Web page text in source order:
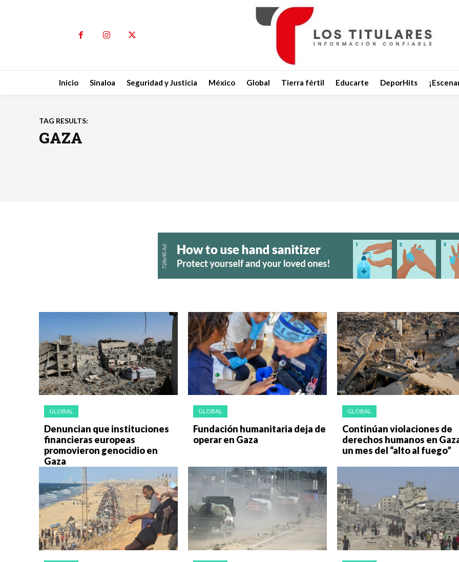
Inicio Sinaloa Seguridad y Justicia México Global Tierra fértil Educarte DeporHits
TAG RESULTS:
GAZA
GLOBAL
Denuncian que instituciones
financieras europeas
promovieron genocidio en
Gaza
GLOBAL
Fundación humanitaria deja de
operar en Gaza
GLOBAL
Continúan violaciones de
derechos humanos en
un mes del “alto al fuego”